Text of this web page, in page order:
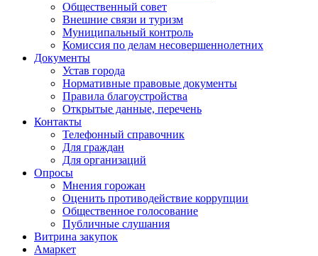
Общественный совет
Внешние связи и туризм
Муниципальный контроль
Комиссия по делам несовершеннолетних
Документы
Устав города
Нормативные правовые документы
Правила благоустройства
Открытые данные, перечень
Контакты
Телефонный справочник
Для граждан
Для организаций
Опросы
Мнения горожан
Оценить противодействие коррупции
Общественное голосование
Публичные слушания
Витрина закупок
Амаркет